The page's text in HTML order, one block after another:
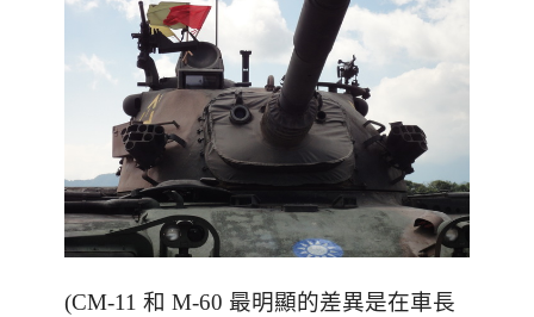
(CM-11 和 M-60 最明顯的差異是在車長